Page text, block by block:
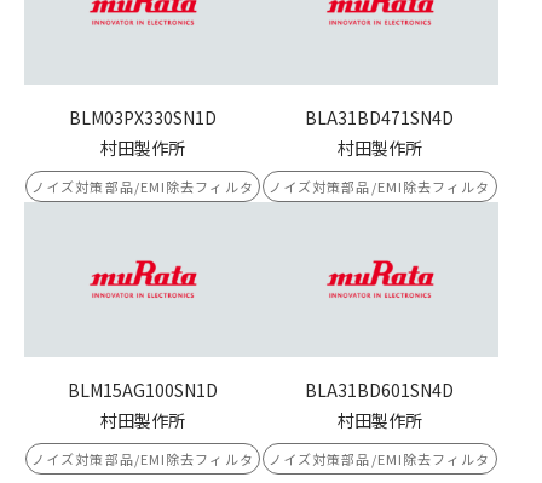
BLM03PX330SN1D
村田製作所
ノイズ対策部品/EMI除去フィルタ
BLA31BD471SN4D
村田製作所
ノイズ対策部品/EMI除去フィルタ
BLM15AG100SN1D
村田製作所
ノイズ対策部品/EMI除去フィルタ
BLA31BD601SN4D
村田製作所
ノイズ対策部品/EMI除去フィルタ